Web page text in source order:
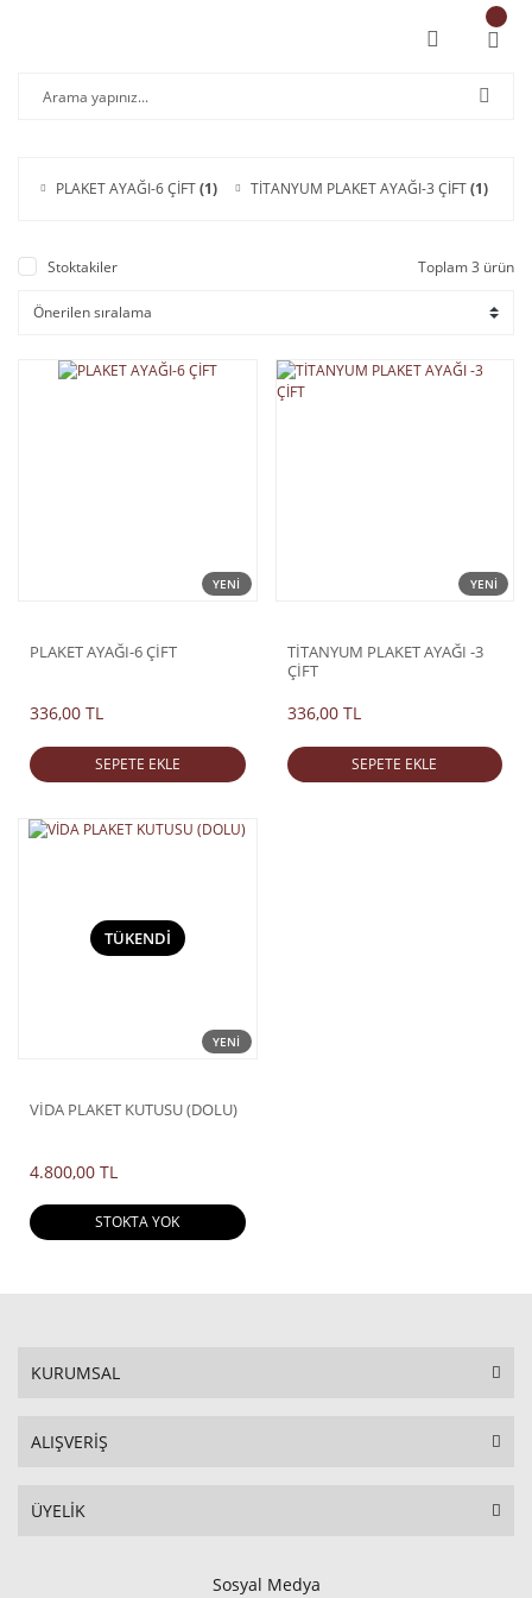
PLAKET AYAĞI-6 ÇİFT(1) TİTANYUM PLAKET AYAĞI-3 ÇİFT(1)
Stoktakiler Toplam 3 ürün
YENİ
PLAKET AYAĞI-6 ÇİFT
336,00 TL
SEPETE EKLE
YENİ
TİTANYUM PLAKET AYAĞI -3
ÇİFT
336,00 TL
SEPETE EKLE
YENİ
TÜKENDİ
VİDA PLAKET KUTUSU (DOLU)
4.800,00 TL
STOKTA YOK
KURUMSAL
ALIŞVERİŞ
ÜYELİK
Sosyal Medya